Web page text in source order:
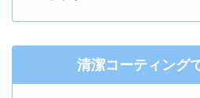
清潔コーティング